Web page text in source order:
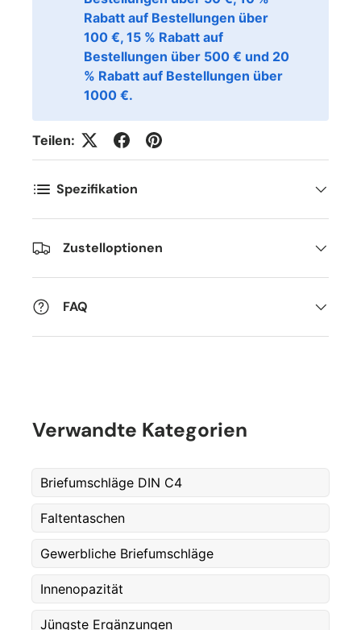
Rabatt auf Bestellungen über
100 €, 15 % Rabatt auf
Bestellungen über 500 € und 20
% Rabatt auf Bestellungen über
1000 €.
Teilen:
Spezifikation
Zustelloptionen
FAQ
Verwandte Kategorien
Briefumschläge DIN C4
Faltentaschen
Gewerbliche Briefumschläge
Innenopazität
Jüngste Ergänzungen